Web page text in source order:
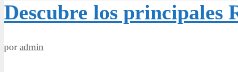
para
instalar
Illustrator
Descubre los principales
poradmin